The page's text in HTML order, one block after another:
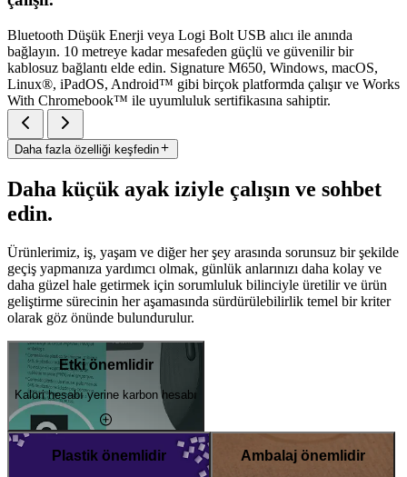
Bluetooth Düşük Enerji veya Logi Bolt USB alıcı ile anında
bağlayın. 10 metreye kadar mesafeden güçlü ve güvenilir bir
kablosuz bağlantı elde edin. Signature M650, Windows, macOS,
Linux®, iPadOS, Android™ gibi birçok platformda çalışır ve Works
With Chromebook™ ile uyumluluk sertifikasına sahiptir.
Daha fazla özelliği keşfedin
Daha küçük ayak iziyle çalışın ve sohbet
edin.
Ürünlerimiz, iş, yaşam ve diğer her şey arasında sorunsuz bir şekilde
geçiş yapmanıza yardımcı olmak, günlük anlarınızı daha kolay ve
daha güzel hale getirmek için sorumluluk bilinciyle üretilir ve ürün
geliştirme sürecinin her aşamasında sürdürülebilirlik temel bir kriter
olarak göz önünde bulundurulur.
Etki önemlidir
Kalori hesabı yerine karbon hesabı
Plastik önemlidir Ambalaj önemlidir